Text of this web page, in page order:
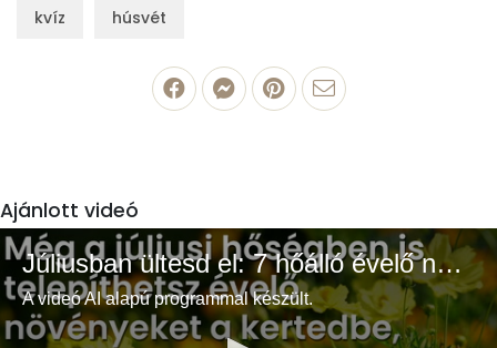
kvíz húsvét
Ajánlott videó
Júliusban ültesd el: 7 hőálló évelő növény a színes és buja kertért
A videó AI alapú programmal készült.